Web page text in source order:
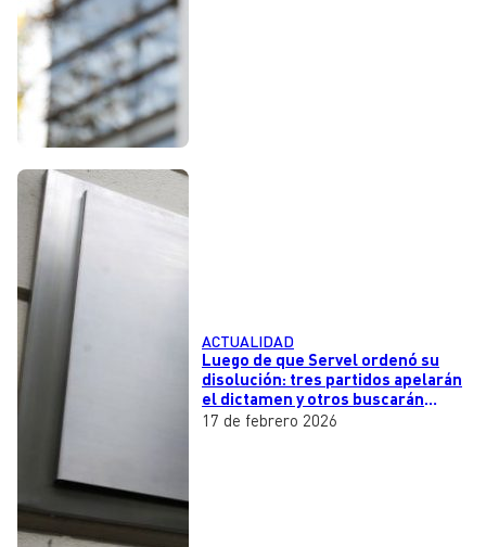
Contenido Patrocinado
ACTUALIDAD
Luego de que Servel ordenó su
disolución: tres partidos apelarán
el dictamen y otros buscarán
reinscribirse
17 de febrero 2026